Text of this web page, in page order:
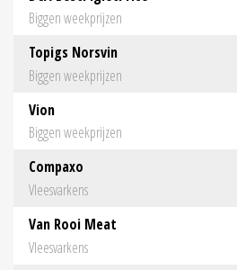
Biggen weekprijzen
Topigs Norsvin
Biggen weekprijzen
Vion
Biggen weekprijzen
Compaxo
Vleesvarkens
Van Rooi Meat
Vleesvarkens